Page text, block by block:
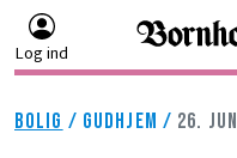
Log ind
BOLIG / GUDHJEM / 26.